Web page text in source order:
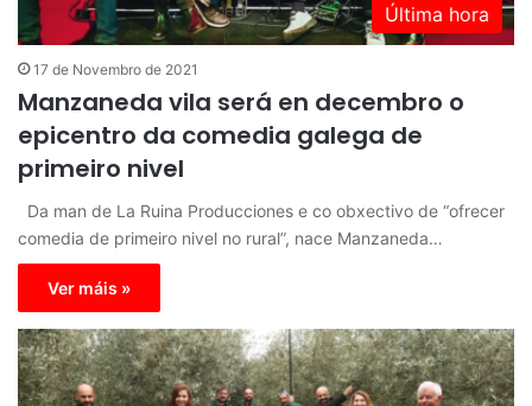
Última hora
17 de Novembro de 2021
Manzaneda vila será en decembro o
epicentro da comedia galega de
primeiro nivel
Da man de La Ruina Producciones e co obxectivo de “ofrecer
comedia de primeiro nivel no rural”, nace Manzaneda…
Ver máis »